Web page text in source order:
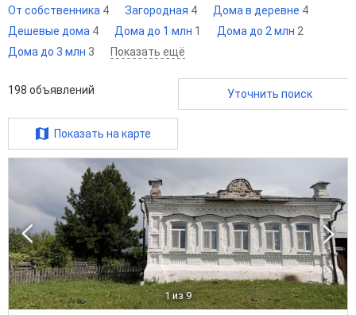
От собственника 4 Загородная 4 Дома в деревне 4
Дешевые дома 4 Дома до 1 млн 1 Дома до 2 млн 2
Дома до 3 млн 3 Показать ещё
198 объявлений Уточнить поиск
Показать на карте
1 из 9